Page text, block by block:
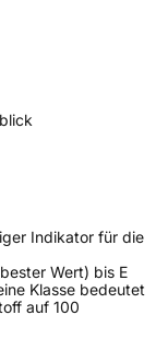
GmbH
Indikator für die
Wert) bis E
Klasse bedeutet
auf 100